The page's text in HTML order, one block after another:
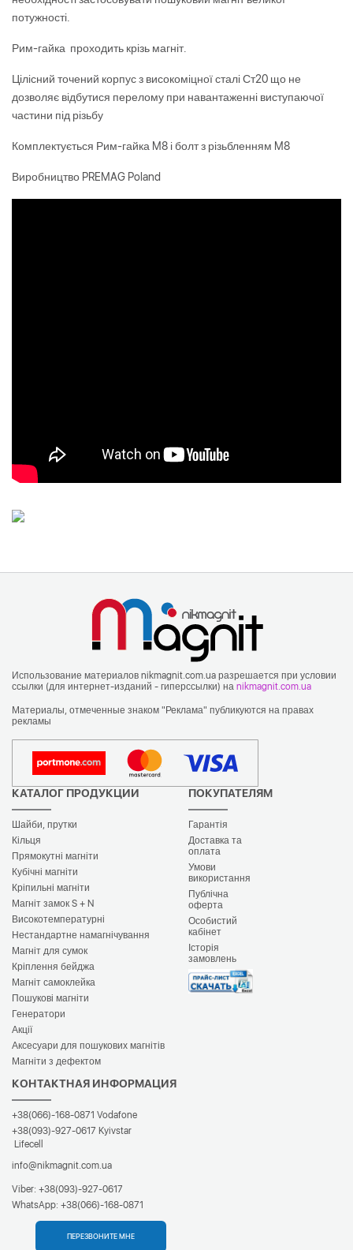
потужності.
Рим-гайка проходить крізь магніт.
Цілісний точений корпус з високоміцної сталі Ст20 що не
дозволяє відбутися перелому при навантаженні виступаючої
частини під різьбу
Комплектується Рим-гайка M8 і болт з різьбленням M8
Виробництво PREMAG Poland
Использование материалов nikmagnit.com.ua разрешается при условии
ссылки (для интернет-изданий - гиперссылки) на nikmagnit.com.ua
Материалы, отмеченные знаком "Реклама" публикуются на правах
рекламы
КАТАЛОГ ПРОДУКЦИИ
Шайби, прутки
Кільця
Прямокутні магніти
Кубічні магніти
Кріпильні магніти
Магніт замок S + N
Високотемпературні
Нестандартне намагнічування
Магніт для сумок
Кріплення бейджа
Магніт самоклейка
Пошукові магніти
Генератори
Акції
Аксесуари для пошукових магнітів
Магніти з дефектом
ПОКУПАТЕЛЯМ
Гарантія
Доставка та
оплата
Умови
використання
Публічна
оферта
Особистий
кабінет
Історія
замовлень
КОНТАКТНАЯ ИНФОРМАЦИЯ
+38(066)-168-0871 Vodafone
+38(093)-927-0617 Kyivstar
Lifecell
info@nikmagnit.com.ua
Viber: +38(093)-927-0617
WhatsApp: +38(066)-168-0871
ПЕРЕЗВОНИТЕ МНЕ